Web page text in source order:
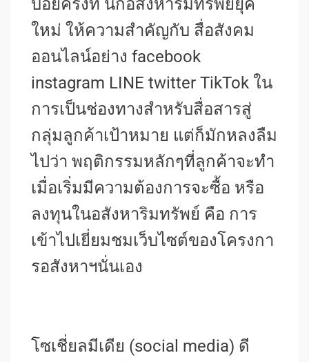
บ่อยครั้งที่ นักอสังหาริมทรัพย์ยุค
ใหม่ ให้ความสำคัญกับ สื่อสังคม
ออนไลน์อย่าง facebook
instagram LINE twitter TikTok ใน
การเป็นช่องทางสำหรับสื่อสารสู่
กลุ่มลูกค้าเป้าหมาย แต่ก็มักหลงลืม
ไปว่า พฤติกรรมหลักๆที่ลูกค้าจะทำ
เมื่อเริ่มมีความต้องการจะซื้อ หรือ
ลงทุนในอสังหาริมทรัพย์ คือ การ
เข้าไปเยี่ยมชมเว็บไซต์ของโครงกา
รอสังหาฯนั่นเอง
โซเชี่ยลมีเดีย (social media) ดี